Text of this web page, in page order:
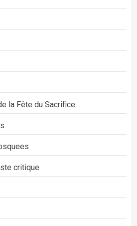
la Fête du Sacrifice
critique